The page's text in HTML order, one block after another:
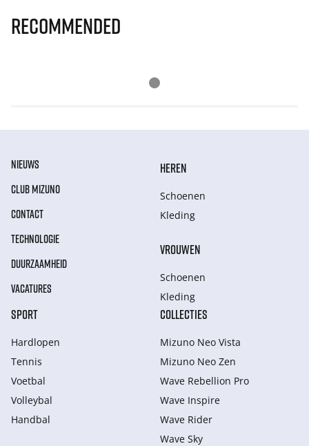
Recommended
NIEUWS
CLUB MIZUNO
CONTACT
TECHNOLOGIE
DUURZAAMHEID
VACATURES
HEREN
Schoenen
Kleding
VROUWEN
Schoenen
Kleding
SPORT
Hardlopen
Tennis
Voetbal
Volleybal
Handbal
COLLECTIES
Mizuno Neo Vista
Mizuno Neo Zen
Wave Rebellion Pro
Wave Inspire
Wave Rider
Wave Sky